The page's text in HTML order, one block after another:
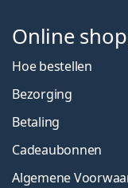
Online
Hoe bestellen
Bezorging
Betaling
Cadeaubonnen
Algemene